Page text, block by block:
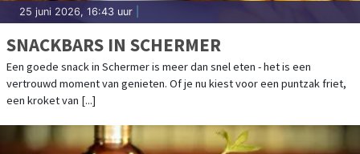
25 juni 2026, 16:43 uur
SNACKBARS IN SCHERMER
Een goede snack in Schermer is meer dan snel eten - het is een
vertrouwd moment van genieten. Of je nu kiest voor een puntzak friet,
een kroket van [...]